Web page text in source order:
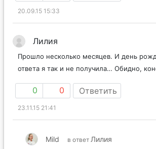
20.09.15 15:33
Лилия
Прошло несколько месяцев. И день
ответа я так и не получила… Обидно,
0 0 Ответить
23.11.15 21:41
Mild в ответ Лилия